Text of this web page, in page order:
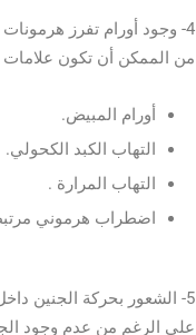
4- وجود أورام تفرز هرمونات
من الممكن أن تكون علامات
أورام المبيض.
التهاب الكبد الكحولي.
التهاب المرارة .
اضطراب هرموني
5- الشعور بحركة الجنين داخل الرحم
على الرغم من عدم وجود